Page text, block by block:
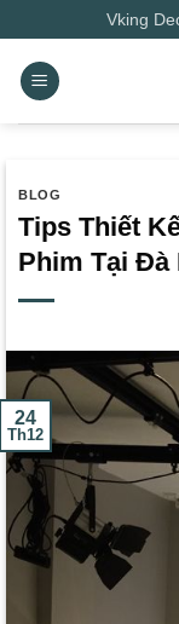
qua
nội
dung
Vking
BLOG
Tips Thiết
Phim Tại Đà
24
Th12